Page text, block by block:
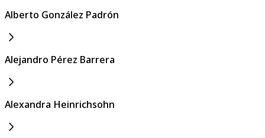
Alberto González Padrón
Alejandro Pérez Barrera
Alexandra Heinrichsohn